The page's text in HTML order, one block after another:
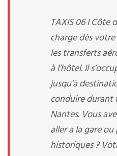
TAXIS 06 I Côte
charge dès
les transferts
à l’hôtel. Il
jusqu’à
conduire
Nantes. Vous
aller a la gare
historiques ?